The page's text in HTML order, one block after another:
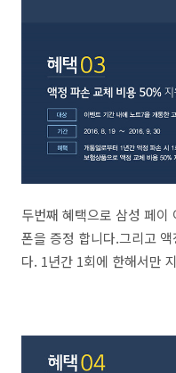
두번째 혜택으로 삼성 페이
폰을 증정 합니다.그리고
다. 1년간 1회에 한해서만